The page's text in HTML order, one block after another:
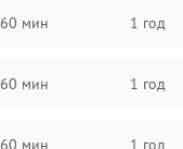
60 мин 1 год
60 мин 1 год
60 мин 1 год